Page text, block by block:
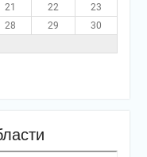
21 22
23
28 29
30